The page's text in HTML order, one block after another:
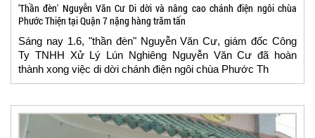
'Thần đèn' Nguyễn Văn Cư Di dời và nâng cao chánh điện ngôi chùa
Phước Thiện tại Quận 7 nặng hàng trăm tấn
Sáng nay 1.6, "thần đèn" Nguyễn Văn Cư, giám đốc Công
Ty TNHH Xử Lý Lún Nghiêng Nguyễn Văn Cư đã hoàn
thành xong việc di dời chánh điện ngôi chùa Phước Th